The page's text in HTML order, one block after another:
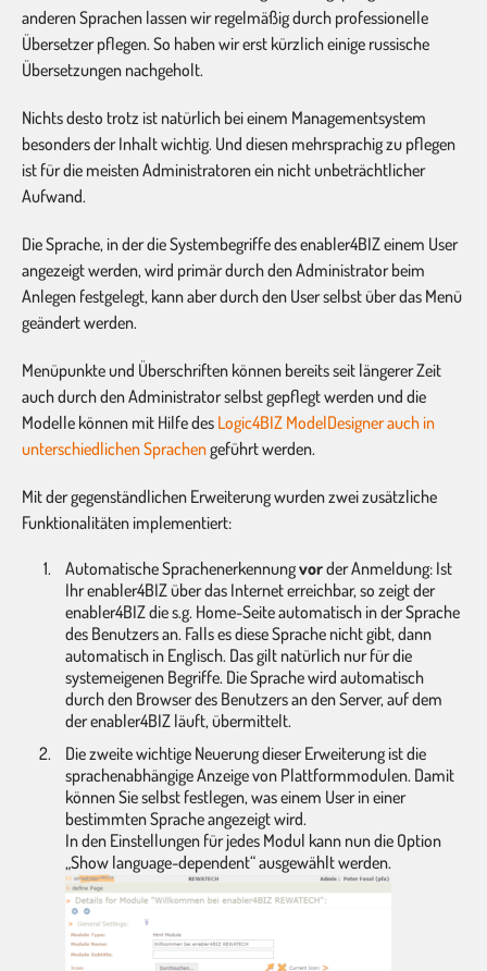
anderen Sprachen lassen wir regelmäßig durch professionelle
Übersetzer pflegen. So haben wir erst kürzlich einige russische
Übersetzungen nachgeholt.
Nichts desto trotz ist natürlich bei einem Managementsystem
besonders der Inhalt wichtig. Und diesen mehrsprachig zu pflegen
ist für die meisten Administratoren ein nicht unbeträchtlicher
Aufwand.
Die Sprache, in der die Systembegriffe des enabler4BIZ einem User
angezeigt werden, wird primär durch den Administrator beim
Anlegen festgelegt, kann aber durch den User selbst über das Menü
geändert werden.
Menüpunkte und Überschriften können bereits seit längerer Zeit
auch durch den Administrator selbst gepflegt werden und die
Modelle können mit Hilfe des Logic4BIZ ModelDesigner auch in
unterschiedlichen Sprachengeführt werden.
Mit der gegenständlichen Erweiterung wurden zwei zusätzliche
Funktionalitäten implementiert:
Automatische Sprachenerkennungvorder Anmeldung: Ist
Ihr enabler4BIZ über das Internet erreichbar, so zeigt der
enabler4BIZ die s.g. Home-Seite automatisch in der Sprache
des Benutzers an. Falls es diese Sprache nicht gibt, dann
automatisch in Englisch. Das gilt natürlich nur für die
systemeigenen Begriffe. Die Sprache wird automatisch
durch den Browser des Benutzers an den Server, auf dem
der enabler4BIZ läuft, übermittelt.
Die zweite wichtige Neuerung dieser Erweiterung ist die
sprachenabhängige Anzeige von Plattformmodulen. Damit
können Sie selbst festlegen, was einem User in einer
bestimmten Sprache angezeigt wird.
In den Einstellungen für jedes Modul kann nun die Option
„Show language-dependent“ ausgewählt werden.